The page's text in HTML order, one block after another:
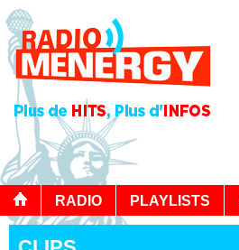
RADIO PLAYLISTS